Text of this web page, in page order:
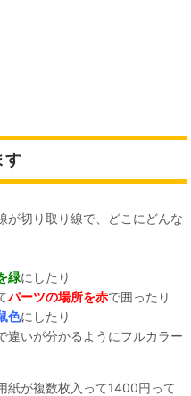
す
が切り取り線で、どこにどんな
緑にしたり
パーツの場所を赤で囲ったり
色にしたり
違いが分かるようにフルカラー
紙が複数枚入って1400円って